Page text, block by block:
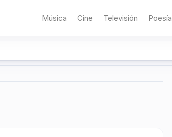
Música Cine Televisión Poesía